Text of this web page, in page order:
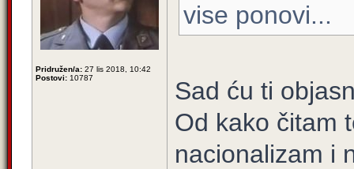
Pridružen/a: 27 lis 2018, 10:42
Postovi: 10787
vise ponovi...
Sad ću ti
Od kako čitam
nacionalizam i